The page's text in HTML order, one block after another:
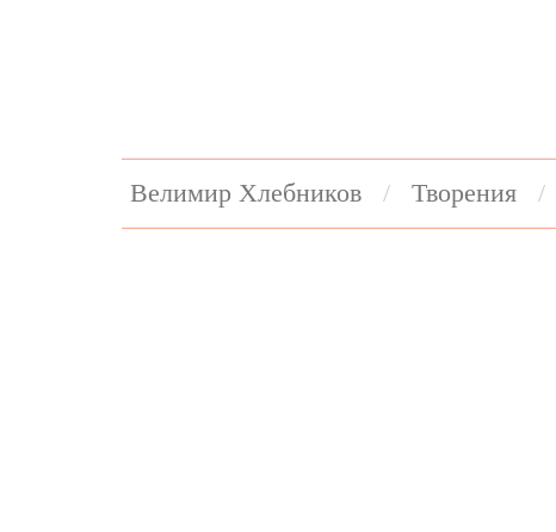
Велимир Хлебников Творения